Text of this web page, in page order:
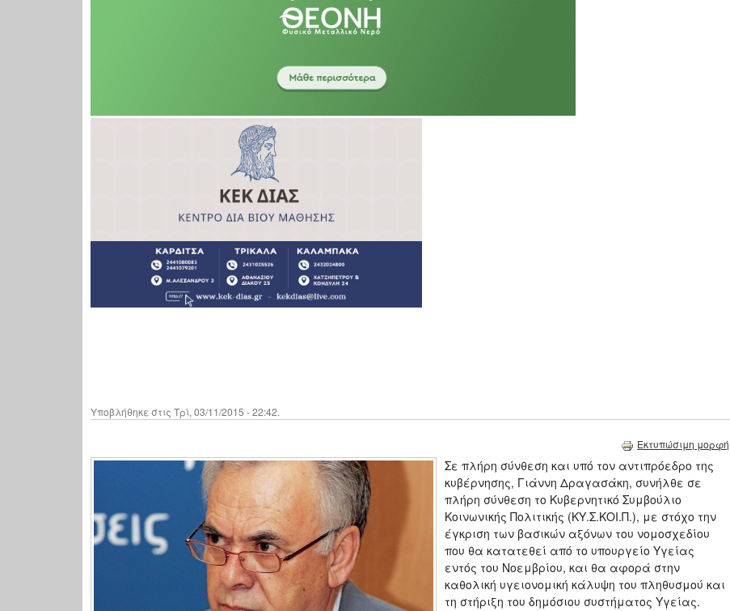
Υποβλήθηκε στις Τρί, 03/11/2015 - 22:42.
Εκτυπώσιμη μορφή
Σε πλήρη σύνθεση και υπό τον αντιπρόεδρο της
κυβέρνησης, Γιάννη Δραγασάκη, συνήλθε σε
πλήρη σύνθεση το Κυβερνητικό Συμβούλιο
Κοινωνικής Πολιτικής (ΚΥ.Σ.ΚΟΙ.Π.), με στόχο την
έγκριση των βασικών αξόνων του νομοσχεδίου
που θα κατατεθεί από το υπουργείο Υγείας
εντός του Νοεμβρίου, και θα αφορά στην
καθολική υγειονομική κάλυψη του πληθυσμού και
τη στήριξη του δημόσιου συστήματος Υγείας.